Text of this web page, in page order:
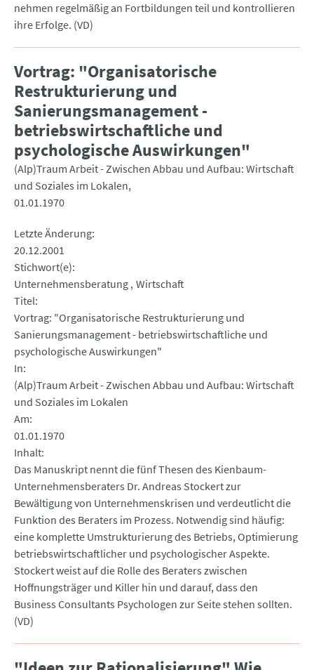
nehmen regelmäßig an Fortbildungen teil und kontrollieren
ihre Erfolge. (VD)
Vortrag: "Organisatorische
Restrukturierung und
Sanierungsmanagement -
betriebswirtschaftliche und
psychologische Auswirkungen"
(Alp)Traum Arbeit - Zwischen Abbau und Aufbau: Wirtschaft
und Soziales im Lokalen
01.01.1970
Letzte Änderung
20.12.2001
Stichwort(e)
Unternehmensberatung Wirtschaft
Titel
Vortrag: "Organisatorische Restrukturierung und
Sanierungsmanagement - betriebswirtschaftliche und
psychologische Auswirkungen"
In
(Alp)Traum Arbeit - Zwischen Abbau und Aufbau: Wirtschaft
und Soziales im Lokalen
Am
01.01.1970
Inhalt
Das Manuskript nennt die fünf Thesen des Kienbaum-
Unternehmensberaters Dr. Andreas Stockert zur
Bewältigung von Unternehmenskrisen und verdeutlicht die
Funktion des Beraters im Prozess. Notwendig sind häufig:
eine komplette Umstrukturierung des Betriebs, Optimierung
betriebswirtschaftlicher und psychologischer Aspekte.
Stockert weist auf die Rolle des Beraters zwischen
Hoffnungsträger und Killer hin und darauf, dass den
Business Consultants Psychologen zur Seite stehen sollten.
(VD)